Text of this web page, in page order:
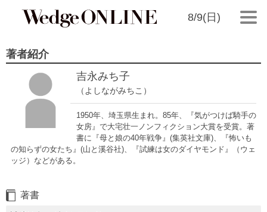
8/9(日)
著者紹介
吉永みち子
（よしながみちこ）
1950年、埼玉県生まれ。85年、『気がつけば騎手の
女房』で大宅壮一ノンフィクション大賞を受賞。著
書に『母と娘の40年戦争』(集英社文庫)、『怖いも
の知らずの女たち』(山と溪谷社)、『試練は女のダイヤモンド』（ウェ
ッジ）などがある。
著書